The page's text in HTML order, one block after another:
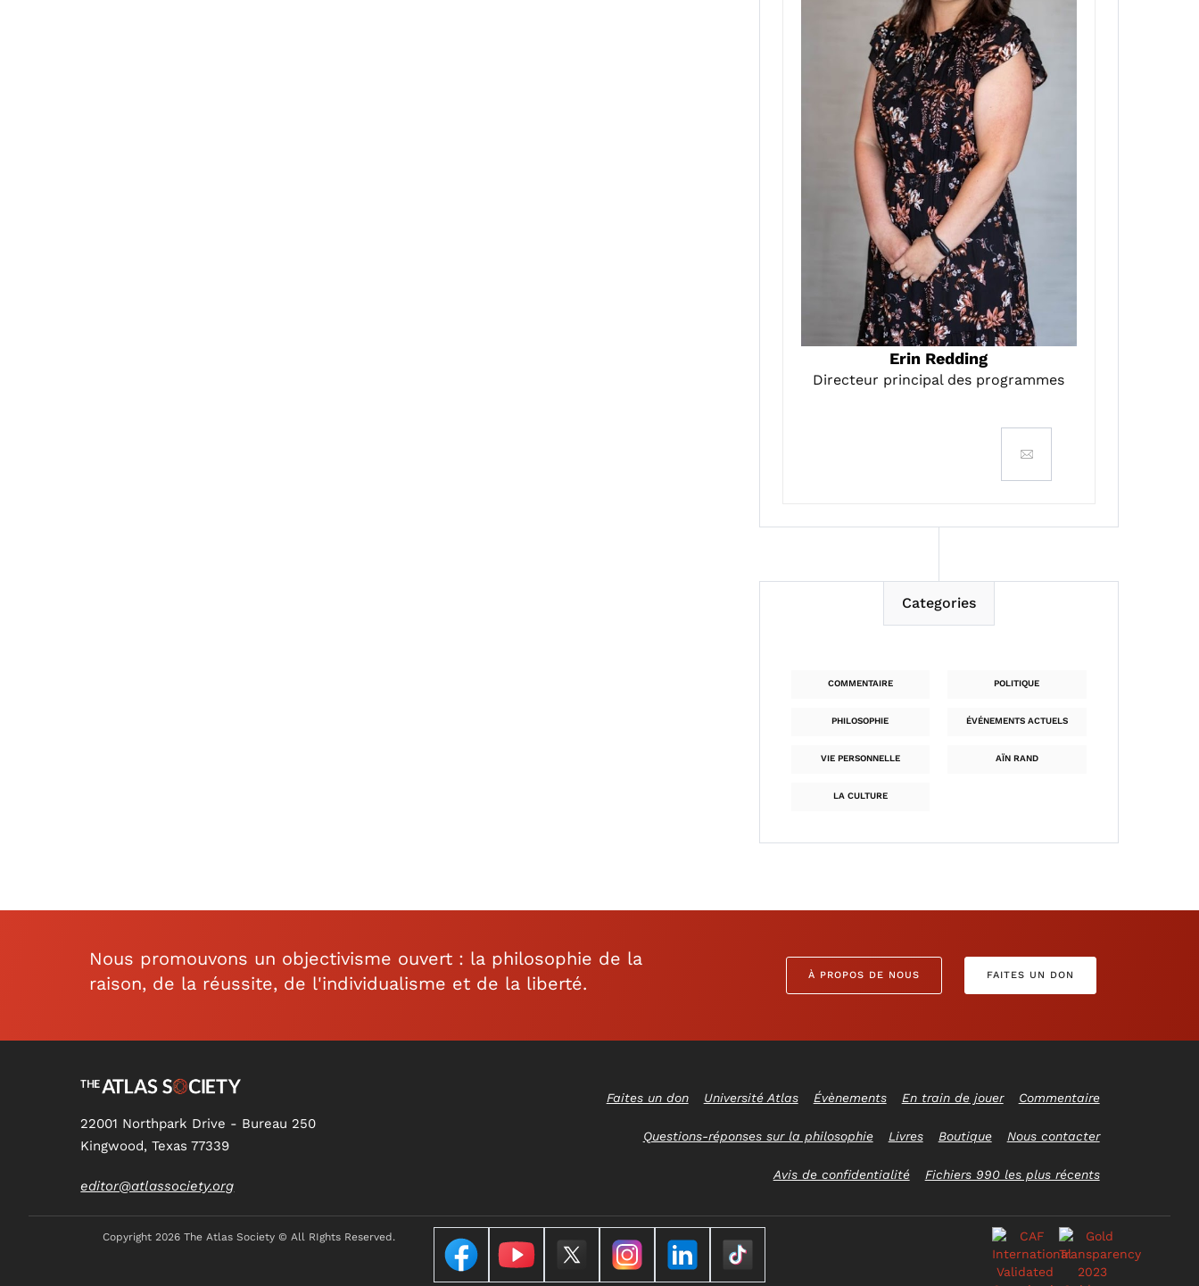
Erin Redding
Directeur principal des programmes
Categories
COMMENTAIRE POLITIQUE
PHILOSOPHIE ÉVÉNEMENTS ACTUELS
VIE PERSONNELLE AÏN RAND
LA CULTURE
Nous promouvons un objectivisme ouvert : la philosophie de la
raison, de la réussite, de l'individualisme et de la liberté.
À PROPOS DE NOUS FAITES UN DON
22001 Northpark Drive - Bureau 250
Kingwood, Texas 77339
editor@atlassociety.org
Faites un don Université Atlas Évènements En train de jouer Commentaire
Questions-réponses sur la philosophie Livres Boutique Nous contacter
Avis de confidentialité Fichiers 990 les plus récents
Copyright 2026 The Atlas Society © All RIghts Reserved.